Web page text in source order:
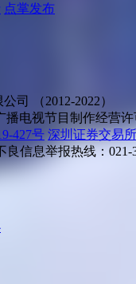
点掌发布
司 （2012-2022）
播电视节目制作经营
427号 深圳证券交易
良信息举报热线：021-